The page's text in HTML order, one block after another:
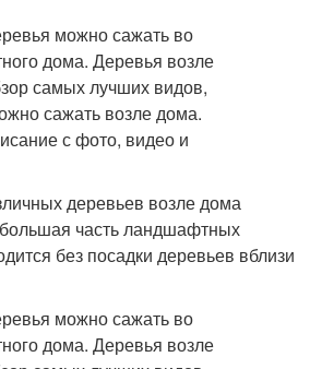
деревьев возле дома
часть ландшафтных
без посадки деревьев вблизи